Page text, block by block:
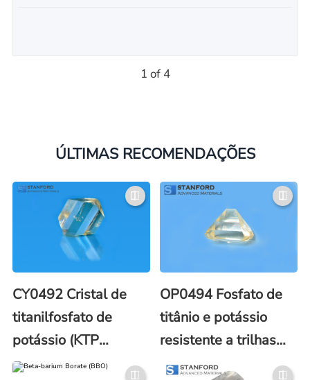
1 of 4
ÚLTIMAS RECOMENDAÇÕES
CY0492 Cristal de
titanilfosfato de
potássio (KTP
Crystal)
OP0494 Fosfato de
titânio e potássio
resistente a trilhas
cinzas (GTR-KTP)